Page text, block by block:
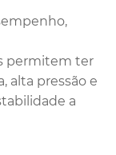
permitem ter
alta pressão e
a